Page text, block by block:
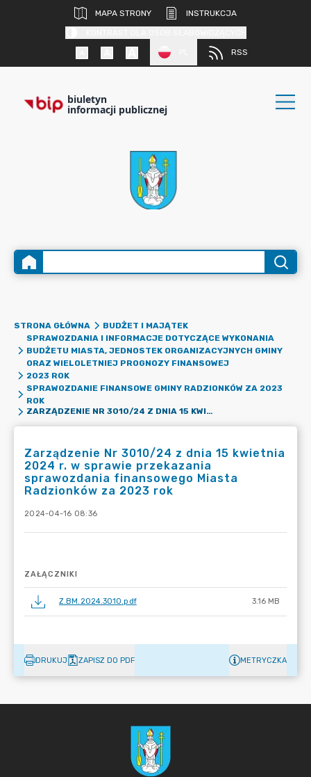
MAPA STRONY
INSTRUKCJA
RSS
biuletyn
informacji publicznej
STRONA GŁÓWNA
BUDŻET I MAJĄTEK
SPRAWOZDANIA I INFORMACJE DOTYCZĄCE WYKONANIA
BUDŻETU MIASTA, JEDNOSTEK ORGANIZACYJNYCH GMINY
ORAZ WIELOLETNIEJ PROGNOZY FINANSOWEJ
2023 ROK
SPRAWOZDANIE FINANSOWE GMINY RADZIONKÓW ZA 2023
ROK
ZARZĄDZENIE NR 3010/24 Z DNIA 15 KWIETNIA 2024 R. W SPRAWIE PRZEKAZANIA SPRAWOZDANIA FINANSOWEGO MIASTA RADZIONKÓW ZA 2023 ROK
Zarządzenie Nr 3010/24 z dnia 15 kwietnia
2024 r. w sprawie przekazania
sprawozdania finansowego Miasta
Radzionków za 2023 rok
2024-04-16 08:36
ZAŁĄCZNIKI
Z.BM.2024.3010.pdf 3.16 MB
DRUKUJ ZAPISZ DO PDF METRYCZKA